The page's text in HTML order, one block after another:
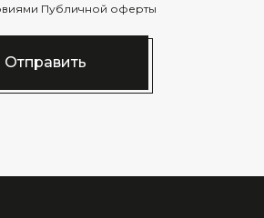
Публичной оферты
Отправить